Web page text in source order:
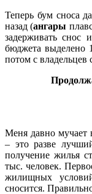
Теперь бум сноса
назад (ангары
задерживать снос
бюджета выделено
потом с владельцев
Меня давно мучает
– это разве
получение жилья
тыс. человек.
жилищных
сносится.